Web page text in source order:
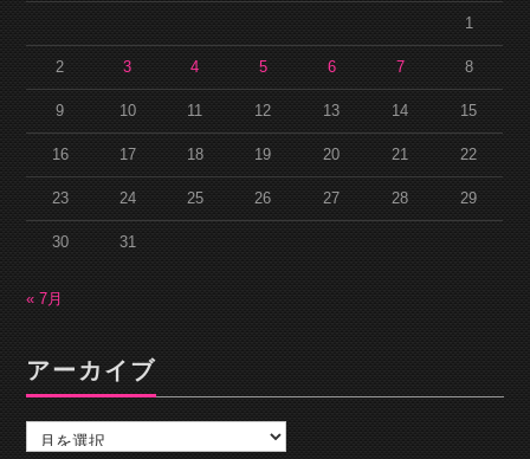
1
2 3 4 5 6 7 8
9 10 11 12 13 14 15
16 17 18 19 20 21 22
23 24 25 26 27 28 29
30 31
« 7月
アーカイブ